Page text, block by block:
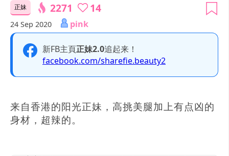
正妹 2271 14
24 Sep 2020 pink
新FB主頁正妹2.0追起来！
facebook.com/sharefie.beauty2
来自香港的阳光正妹，高挑美腿加上有点凶的
身材，超辣的。